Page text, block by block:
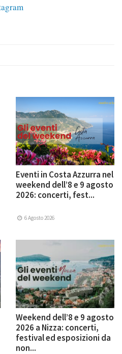
Eventi in Costa Azzurra nel
weekend dell’8 e 9 agosto
2026: concerti, fest...
6 Agosto 2026
Weekend dell’8 e 9 agosto
2026 a Nizza: concerti,
festival ed esposizioni da
non...